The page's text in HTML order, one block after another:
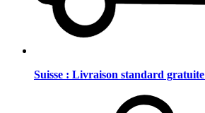
Suisse : Livraison standard gratuite